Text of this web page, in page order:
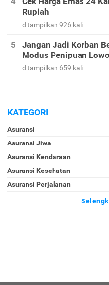
Rupiah
ditampilkan 926 kali
Jangan Jadi Korban
Modus Penipuan
ditampilkan 659 kali
KATEGORI
Asuransi
Asuransi Jiwa
Asuransi Kendaraan
Asuransi Kesehatan
Asuransi Perjalanan